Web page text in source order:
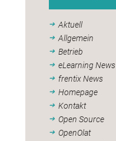
Aktuell
Allgemein
Betrieb
eLearning News
frentix News
Homepage
Kontakt
Open Source
OpenOlat